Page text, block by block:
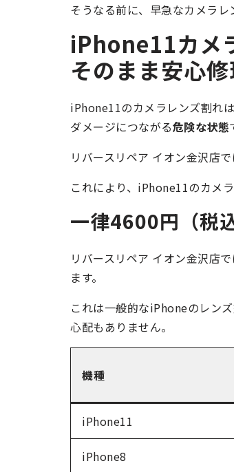
そうなる前に、早急なカメラレ
iPhone11カメ
そのまま安心
iPhone11のカメラレンズ割れ
ダメージにつながる危険な状態
リバースリペア イオン金沢店
これにより、iPhone11のカメ
一律4600円（税
リバースリペア イオン金沢店で
ます。
これは一般的なiPhoneのレン
心配もありません。
機種
iPhone11
iPhone8